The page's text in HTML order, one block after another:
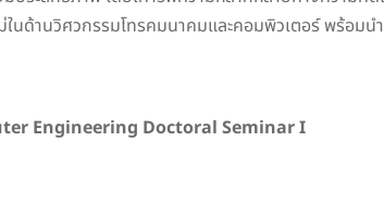
ในด้านวิศวกรรมโทรคมนาคมและคอมพิวเตอร์ พร้อมน
Engineering Doctoral Seminar I